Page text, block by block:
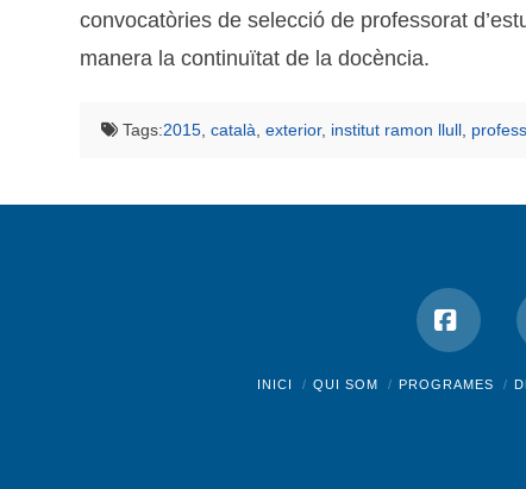
convocatòries de selecció de professorat
manera la continuïtat de la docència.
Tags:2015, català, exterior, institut ramon llull,
INICI QUI SOM PROGRAMES